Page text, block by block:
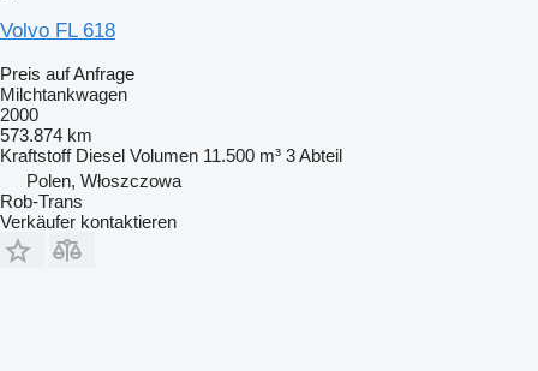
Volvo FL 618
Preis auf Anfrage
Milchtankwagen
2000
573.874 km
Kraftstoff Diesel Volumen 11.500 m³ 3 Abteil
Polen, Włoszczowa
Rob-Trans
Verkäufer kontaktieren